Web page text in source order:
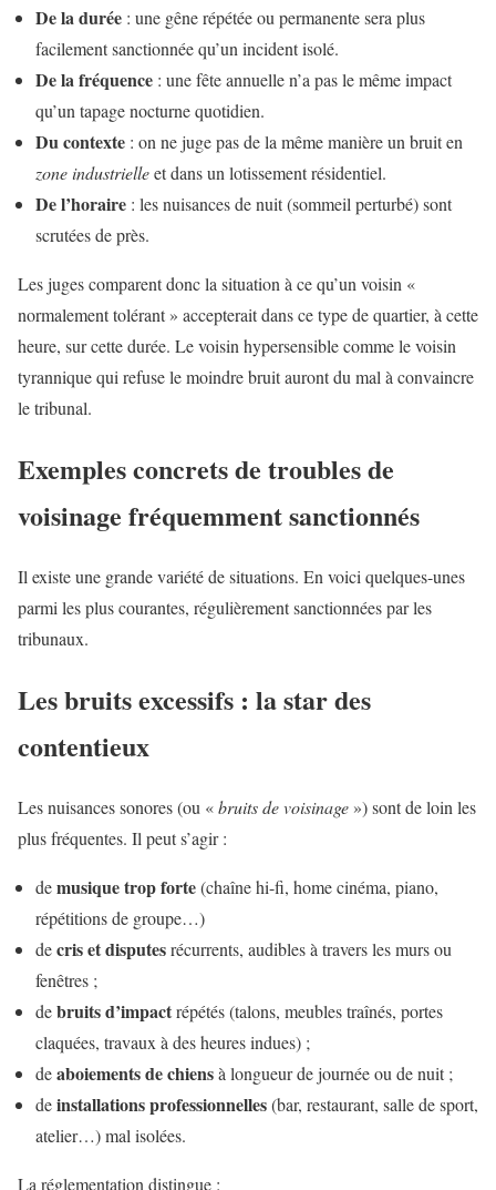
De la durée : une gêne répétée ou permanente sera plus
facilement sanctionnée qu’un incident isolé.
De la fréquence : une fête annuelle n’a pas le même impact
qu’un tapage nocturne quotidien.
Du contexte : on ne juge pas de la même manière un bruit en
zone industrielleet dans un lotissement résidentiel.
De l’horaire : les nuisances de nuit (sommeil perturbé) sont
scrutées de près.
Les juges comparent donc la situation à ce qu’un voisin «
normalement tolérant » accepterait dans ce type de quartier, à cette
heure, sur cette durée. Le voisin hypersensible comme le voisin
tyrannique qui refuse le moindre bruit auront du mal à convaincre
le tribunal.
Exemples concrets de troubles de
voisinage fréquemment sanctionnés
Il existe une grande variété de situations. En voici quelques-unes
parmi les plus courantes, régulièrement sanctionnées par les
tribunaux.
Les bruits excessifs : la star des
contentieux
Les nuisances sonores (ou «bruits de voisinage ») sont de loin les
plus fréquentes. Il peut s’agir :
demusique trop forte(chaîne hi-fi, home cinéma, piano,
répétitions de groupe…)
decris et disputesrécurrents, audibles à travers les murs ou
fenêtres ;
debruits d’impactrépétés (talons, meubles traînés, portes
claquées, travaux à des heures indues) ;
deaboiements de chiensà longueur de journée ou de nuit ;
deinstallations professionnelles(bar, restaurant, salle de sport,
atelier…) mal isolées.
La réglementation distingue :